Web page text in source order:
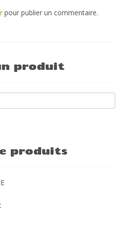
pour publier un commentaire.
produit
produits